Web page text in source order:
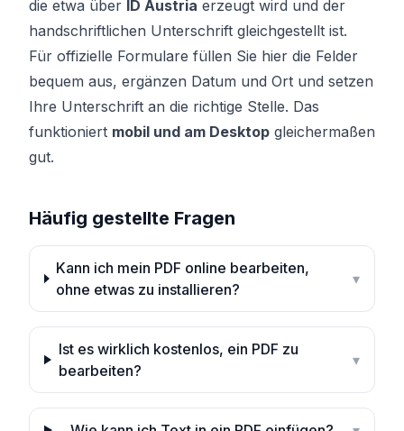
die etwa über ID Austria erzeugt wird und der
handschriftlichen Unterschrift gleichgestellt ist.
Für offizielle Formulare füllen Sie hier die Felder
bequem aus, ergänzen Datum und Ort und setzen
Ihre Unterschrift an die richtige Stelle. Das
funktioniert mobil und am Desktop gleichermaßen
gut.
Häufig gestellte Fragen
Kann ich mein PDF online bearbeiten,
ohne etwas zu installieren?
▾
Ist es wirklich kostenlos, ein PDF zu
bearbeiten?
▾